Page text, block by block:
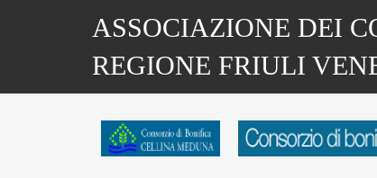
ASSOCIAZIONE DEI
REGIONE FRIULI